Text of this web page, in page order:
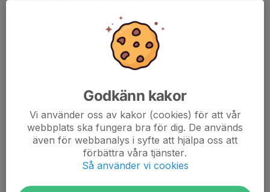
Samling: 15:00, Där ni ser ledarna!
Godkänn kakor
Vi använder oss av kakor (cookies) för att vår
webbplats ska fungera bra för dig. De används
även för webbanalys i syfte att hjälpa oss att
förbättra våra tjänster.
Så använder vi cookies